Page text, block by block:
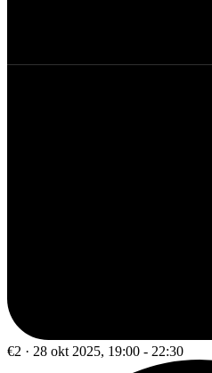
€2 · 28 okt 2025, 19:00 - 22:30